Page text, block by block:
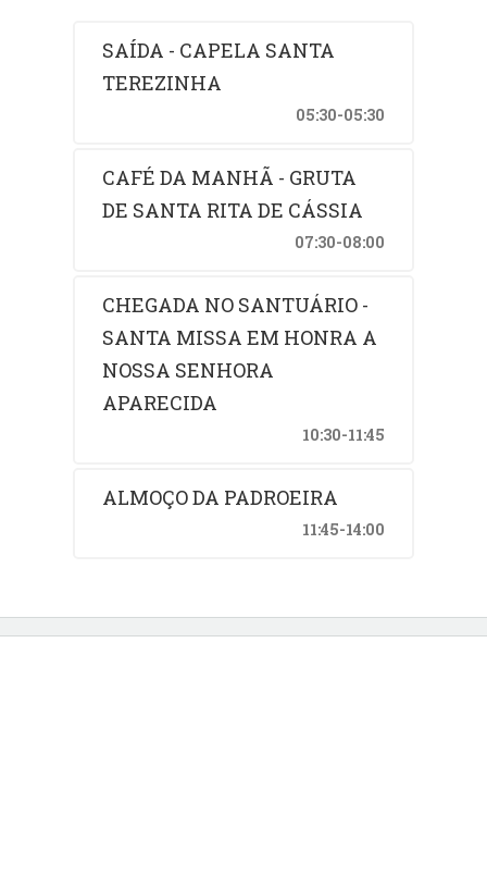
SAÍDA - CAPELA SANTA
TEREZINHA
05:30-05:30
CAFÉ DA MANHÃ - GRUTA
DE SANTA RITA DE CÁSSIA
07:30-08:00
CHEGADA NO SANTUÁRIO -
SANTA MISSA EM HONRA A
NOSSA SENHORA
APARECIDA
10:30-11:45
ALMOÇO DA PADROEIRA
11:45-14:00